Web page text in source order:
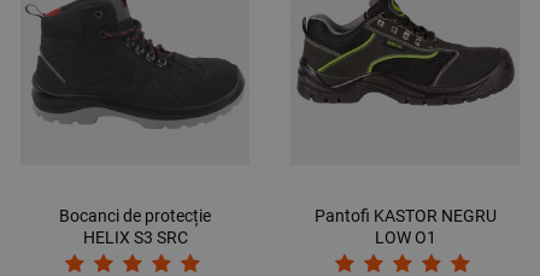
Bocanci de protecție
HELIX S3 SRC
Pantofi KASTOR NEGRU
LOW O1